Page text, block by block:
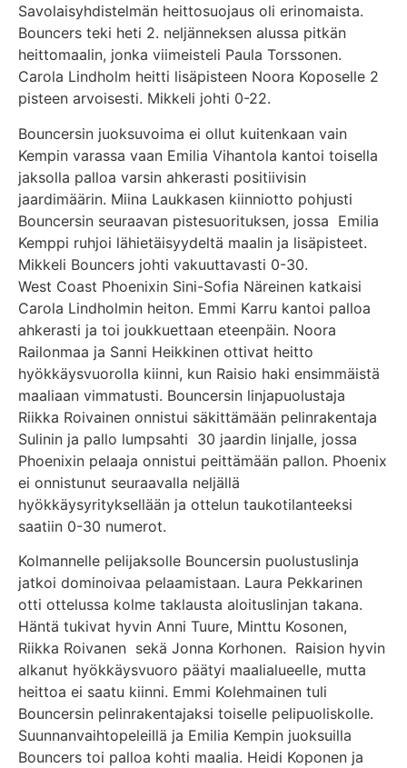
Savolaisyhdistelmän heittosuojaus oli erinomaista.
Bouncers teki heti 2. neljänneksen alussa pitkän
heittomaalin, jonka viimeisteli Paula Torssonen.
Carola Lindholm heitti lisäpisteen Noora Koposelle 2
pisteen arvoisesti. Mikkeli johti 0-22.
Bouncersin juoksuvoima ei ollut kuitenkaan vain
Kempin varassa vaan Emilia Vihantola kantoi toisella
jaksolla palloa varsin ahkerasti positiivisin
jaardimäärin. Miina Laukkasen kiinniotto pohjusti
Bouncersin seuraavan pistesuorituksen, jossa Emilia
Kemppi ruhjoi lähietäisyydeltä maalin ja lisäpisteet.
Mikkeli Bouncers johti vakuuttavasti 0-30.
West Coast Phoenixin Sini-Sofia Näreinen katkaisi
Carola Lindholmin heiton. Emmi Karru kantoi palloa
ahkerasti ja toi joukkuettaan eteenpäin. Noora
Railonmaa ja Sanni Heikkinen ottivat heitto
hyökkäysvuorolla kiinni, kun Raisio haki ensimmäistä
maaliaan vimmatusti. Bouncersin linjapuolustaja
Riikka Roivainen onnistui säkittämään pelinrakentaja
Sulinin ja pallo lumpsahti 30 jaardin linjalle, jossa
Phoenixin pelaaja onnistui peittämään pallon. Phoenix
ei onnistunut seuraavalla neljällä
hyökkäysyrityksellään ja ottelun taukotilanteeksi
saatiin 0-30 numerot.
Kolmannelle pelijaksolle Bouncersin puolustuslinja
jatkoi dominoivaa pelaamistaan. Laura Pekkarinen
otti ottelussa kolme taklausta aloituslinjan takana.
Häntä tukivat hyvin Anni Tuure, Minttu Kosonen,
Riikka Roivanen sekä Jonna Korhonen. Raision hyvin
alkanut hyökkäysvuoro päätyi maalialueelle, mutta
heittoa ei saatu kiinni. Emmi Kolehmainen tuli
Bouncersin pelinrakentajaksi toiselle pelipuoliskolle.
Suunnanvaihtopeleillä ja Emilia Kempin juoksuilla
Bouncers toi palloa kohti maalia. Heidi Koponen ja